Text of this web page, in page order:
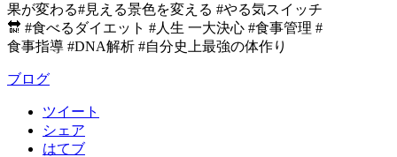
果が変わる#見える景色を変える #やる気スイッチ
🔛 #食べるダイエット #人生 一大決心 #食事管理 #
食事指導 #DNA解析 #自分史上最強の体作り
ブログ
ツイート
シェア
はてブ